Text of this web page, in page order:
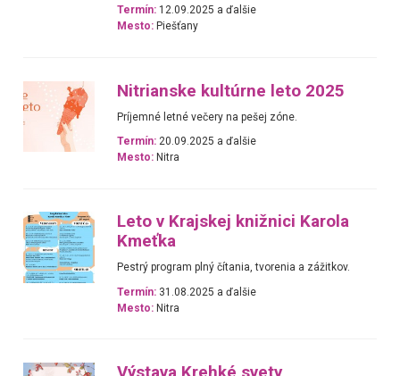
Termín: 12.09.2025 a ďalšie
Mesto: Piešťany
Nitrianske kultúrne leto 2025
Príjemné letné večery na pešej zóne.
Termín: 20.09.2025 a ďalšie
Mesto: Nitra
Leto v Krajskej knižnici Karola
Kmeťka
Pestrý program plný čítania, tvorenia a zážitkov.
Termín: 31.08.2025 a ďalšie
Mesto: Nitra